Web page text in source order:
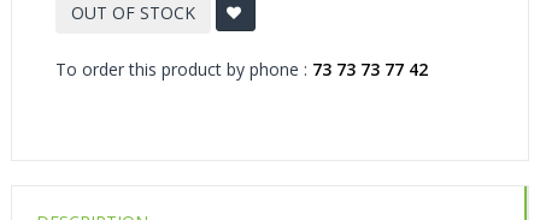
OUT OF STOCK
To order this product by phone : 73 73 73 77 42